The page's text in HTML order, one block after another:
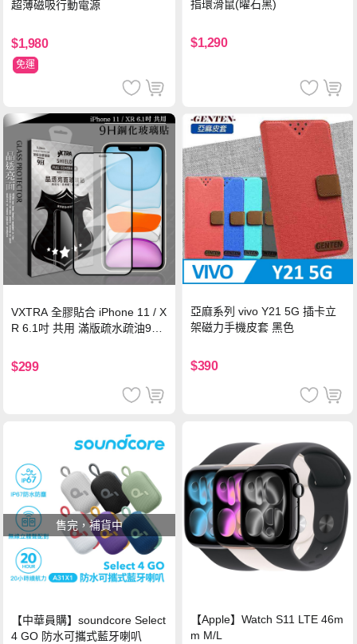
超薄磁吸行動電源
$1,980
免運
指環滑鼠(曜石黑)
$1,290
VXTRA 全膠貼合 iPhone 11 / X
R 6.1吋 共用 滿版疏水疏油9H
$299
亞麻系列 vivo Y21 5G 插卡立
架磁力手機皮套 黑色
$390
售完，補貨中
【中華員購】soundcore Select
4 GO 防水可攜式藍牙喇叭
【Apple】Watch S11 LTE 46m
m M/L